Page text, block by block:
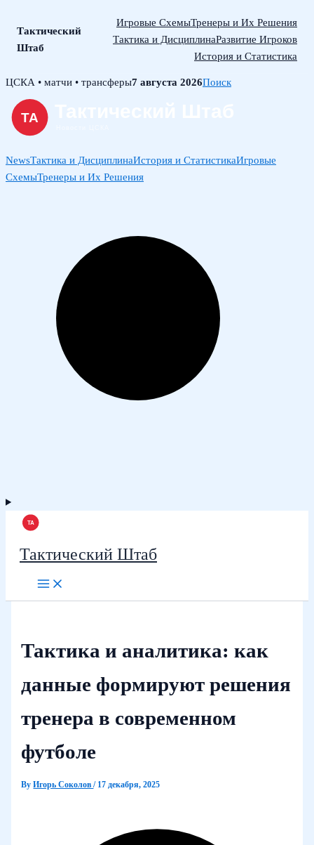
Тактический
Штаб
Игровые СхемыТренеры и Их Решения
Тактика и ДисциплинаРазвитие Игроков
История и Статистика
Skip
content
ЦСКА • матчи • трансферы7 августа 2026Поиск
NewsТактика и ДисциплинаИстория и СтатистикаИгровые
СхемыТренеры и Их Решения
Тактический Штаб
Тактика и аналитика: как
данные формируют решения
тренера в современном
футболе
ByИгорь Соколов/ 17 декабря, 2025